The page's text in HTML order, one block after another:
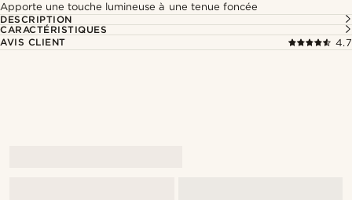
Apporte une touche lumineuse à une tenue foncée
DESCRIPTION
CARACTÉRISTIQUES
AVIS CLIENT
4.7